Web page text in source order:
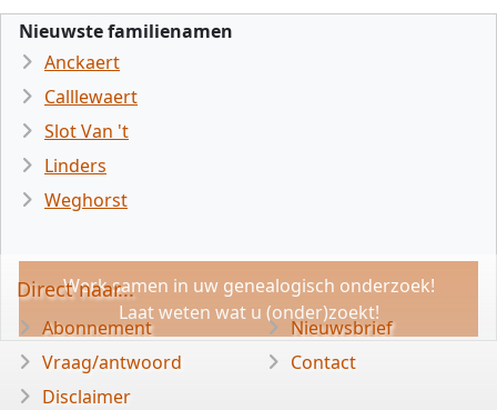
Nieuwste familienamen
Anckaert
Calllewaert
Slot Van 't
Linders
Weghorst
Werk samen in uw genealogisch onderzoek!
Laat weten wat u (onder)zoekt!
Direct naar...
Abonnement
Vraag/antwoord
Disclaimer
Nieuwsbrief
Contact